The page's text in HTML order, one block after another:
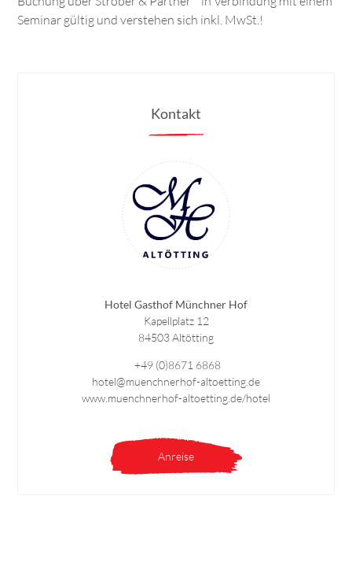
Seminar gültig und verstehen sich inkl. MwSt.!
Kontakt
Hotel Gasthof Münchner Hof
Kapellplatz 12
84503 Altötting
+49 (0)8671 6868
hotel@muenchnerhof-altoetting.de
www.muenchnerhof-altoetting.de/hotel
Anreise